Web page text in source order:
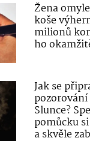
Žena
koše
milionů
ho
Jak se
Slunce?
pomůcku
a skvěle